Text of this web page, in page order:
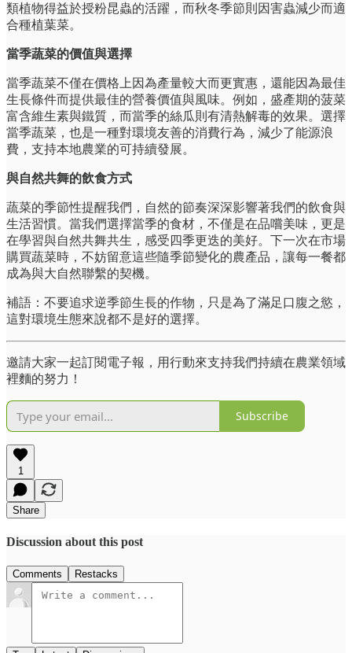
類植物得益於授粉昆蟲的活躍，而秋冬季節則因害蟲減少而適
合種植葉菜。
當季蔬菜的價值與選擇
當季蔬菜不僅在價格上因為產量較大而更實惠，還能因為最佳
生長條件而提供最佳的營養價值與風味。例如，盛產期的菠菜
富含維生素與鐵質，而當季的絲瓜則有清熱解毒的效果。選擇
當季蔬菜，也是一種對環境友善的消費行為，減少了能源浪
費，支持本地農業的可持續發展。
與自然共舞的飲食方式
蔬菜的季節性提醒我們，自然的節奏深深影響著我們的飲食與
生活習慣。當我們選擇當季的食材，不僅是在品嚐美味，更是
在學習與自然共舞共生，感受四季更迭的美好。下一次在市場
購買蔬菜時，不妨留意這些隨季節變化的農產品，讓每一餐都
成為與大自然聯繫的契機。
補語：不要追求逆季節生長的作物，只是為了滿足口腹之慾，
這對環境生態來說都不是好的選擇。
邀請大家一起訂閱電子報，用行動來支持我們持續在農業領域
裡麵的努力！
Subscribe
1
Share
Discussion about this post
Comments Restacks